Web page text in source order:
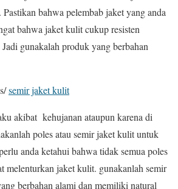
bahwa pelembab jaket yang anda
bahwa jaket kulit cukup resisten
gunakalah produk yang berbahan
semir jaket kulit
akibat kehujanan ataupun karena di
poles atau semir jaket kulit untuk
anda ketahui bahwa tidak semua poles
melenturkan jaket kulit. gunakanlah semir
berbahan alami dan memiliki natural